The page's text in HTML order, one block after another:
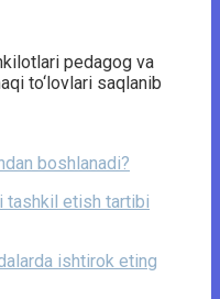
pedagog va
to‘lovlari saqlanib
boshlanadi?
tashkil etish tartibi
ishtirok eting